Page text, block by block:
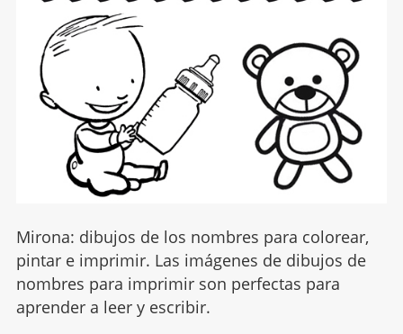
Mirona: dibujos de los nombres para colorear,
pintar e imprimir. Las imágenes de dibujos de
nombres para imprimir son perfectas para
aprender a leer y escribir.